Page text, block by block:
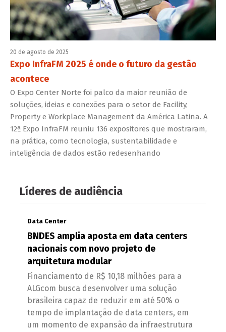
20 de agosto de 2025
Expo InfraFM 2025 é onde o futuro da gestão
acontece
O Expo Center Norte foi palco da maior reunião de
soluções, ideias e conexões para o setor de Facility,
Property e Workplace Management da América Latina. A
12ª Expo InfraFM reuniu 136 expositores que mostraram,
na prática, como tecnologia, sustentabilidade e
inteligência de dados estão redesenhando
Líderes de audiência
Data Center
BNDES amplia aposta em data centers
nacionais com novo projeto de
arquitetura modular
Financiamento de R$ 10,18 milhões para a
ALGcom busca desenvolver uma solução
brasileira capaz de reduzir em até 50% o
tempo de implantação de data centers, em
um momento de expansão da infraestrutura